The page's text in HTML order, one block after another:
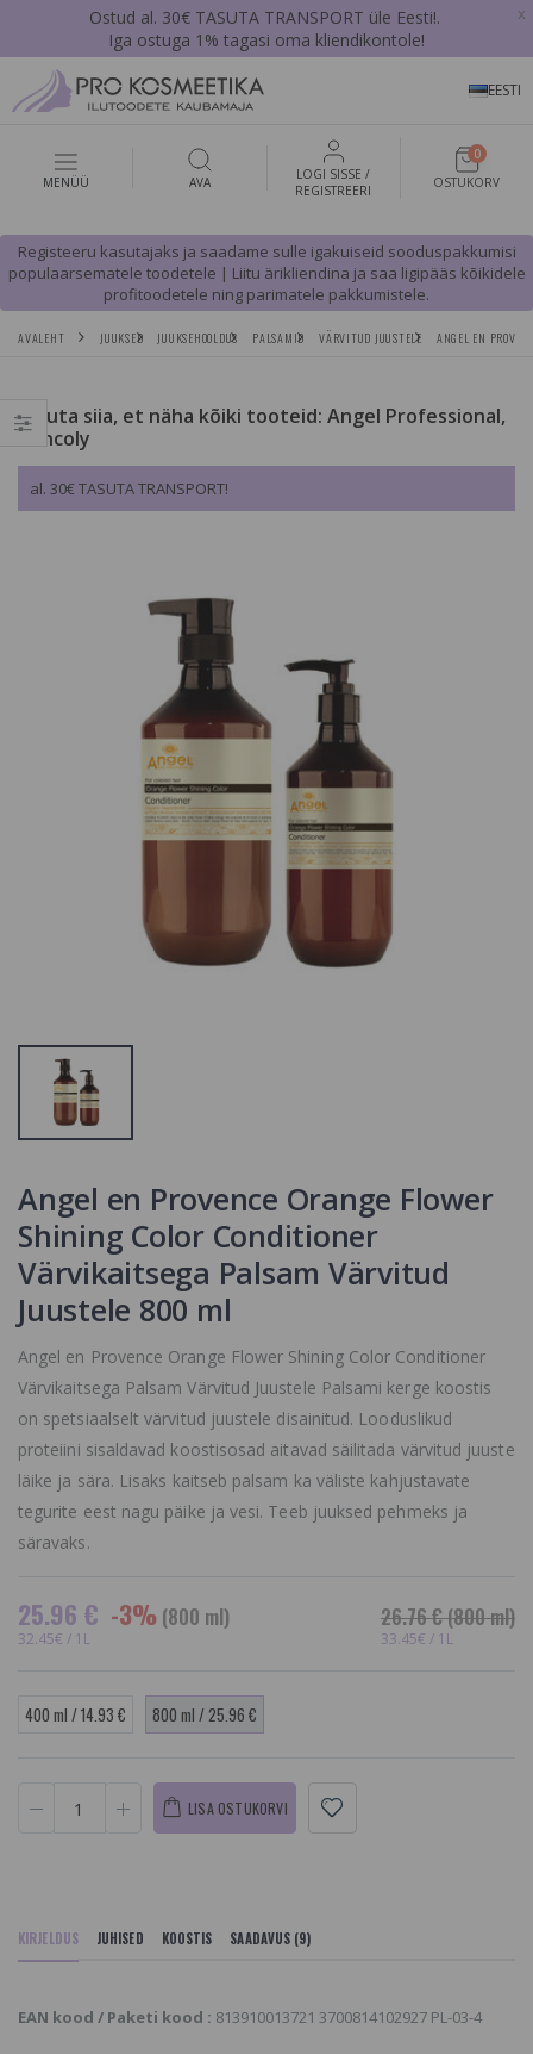
Ostud al. 30€ TASUTA TRANSPORT üle Eesti!.
Iga ostuga 1% tagasi oma kliendikontole!
x
EESTI
MENÜÜ AVA
LOGI SISSE /
REGISTREERI
0
OSTUKORV
Registeeru kasutajaks ja saadame sulle igakuiseid sooduspakkumisi
populaarsematele toodetele | Liitu ärikliendina ja saa ligipääs kõikidele
profitoodetele ning parimatele pakkumistele.
AVALEHT JUUKSED JUUKSEHOOLDUS PALSAMID VÄRVITUD JUUSTELE ANGEL EN
Vajuta siia, et näha kõiki tooteid: Angel Professional,
Dancoly
al. 30€ TASUTA TRANSPORT!
Angel en Provence Orange Flower
Shining Color Conditioner
Värvikaitsega Palsam Värvitud
Juustele 800 ml
Angel en Provence Orange Flower Shining Color Conditioner
Värvikaitsega Palsam Värvitud Juustele Palsami kerge koostis
on spetsiaalselt värvitud juustele disainitud. Looduslikud
proteiini sisaldavad koostisosad aitavad säilitada värvitud juuste
läike ja sära. Lisaks kaitseb palsam ka väliste kahjustavate
tegurite eest nagu päike ja vesi. Teeb juuksed pehmeks ja
säravaks.
25.96 € -3% (800 ml)
32.45€ / 1L
26.76 €(800 ml)
33.45€ / 1L
400 ml / 14.93 € 800 ml / 25.96 €
LISA OSTUKORVI
KIRJELDUS JUHISED KOOSTIS SAADAVUS (9)
EAN kood / Paketi kood : 813910013721 3700814102927 PL-03-4
Echosline Seliar,
siidiproteiini,
linaseemne ja
aragaanõliga
šampoon,
ENAM
TOOTEVALIKUS,
VAADAKE
Control
Rasustele
Juustele
15.4 €
Angel en
Provence
Shining Color
Värvikaitsega
Šampoon
Värvitud Juustele
15.4 €
Niisutav
SORTIMENDIST
VÄLJAS VÕI POLE
VAADAKE
TOOTEID MEIE
KODULEHELT